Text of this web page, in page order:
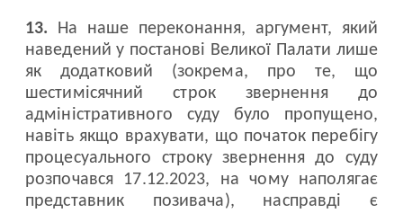
13. На наше переконання, аргумент, який
наведений у постанові Великої Палати лише
як додатковий (зокрема, про те, що
шестимісячний строк звернення до
адміністративного суду було пропущено,
навіть якщо врахувати, що початок перебігу
процесуального строку звернення до суду
розпочався 17.12.2023, на чому наполягає
представник позивача), насправді є